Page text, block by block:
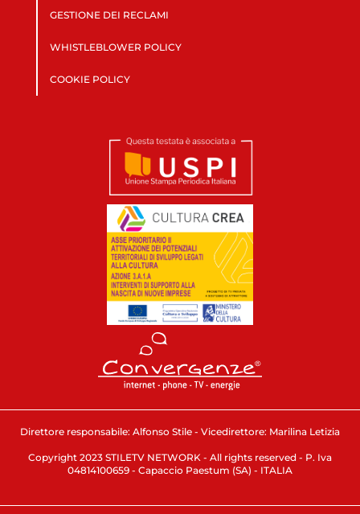
GESTIONE DEI RECLAMI
WHISTLEBLOWER POLICY
COOKIE POLICY
Direttore responsabile: Alfonso Stile - Vicedirettore: Marilina Letizia
Copyright 2023 STILETV NETWORK - All rights reserved - P. Iva
04814100659 - Capaccio Paestum (SA) - ITALIA